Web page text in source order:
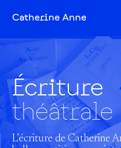
Catherine Anne
Écriture
théâtrale
L’écriture de Catherine